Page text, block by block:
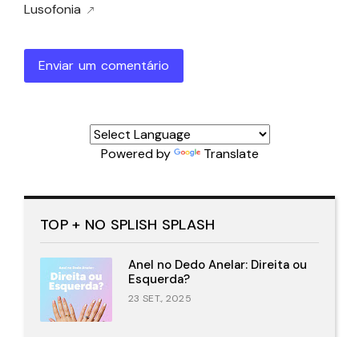
Lusofonia
Enviar um comentário
Powered by Translate
TOP + NO SPLISH SPLASH
Anel no Dedo Anelar: Direita ou
Esquerda?
23 SET., 2025